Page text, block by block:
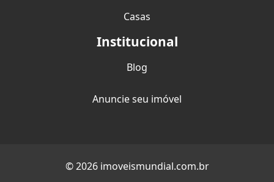
Casas
Institucional
Blog
Anuncie seu imóvel
© 2026 imoveismundial.com.br